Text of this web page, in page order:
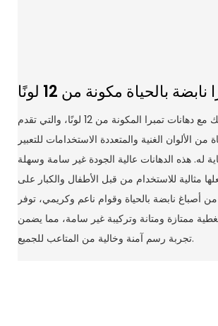
بالحياة مكونة من 12 لونًا
أطلق العنان لإبداعك مع دهانات تمبرا المكونة من 12 لونًا، والتي تقدم
من الألوان الغنية والمتعددة الاستخدامات للتعبير
له. هذه الدهانات عالية الجودة غير سامة وسهلة
مثالية للاستخدام من قبل الأطفال والكبار على
أصباغ نابضة بالحياة وقوام ناعم وكريمي، توفر
ممتازة ومتانة وتركيبة غير سامة، مما يضمن
تجربة رسم آمنة وخالية من المتاعب للجميع.